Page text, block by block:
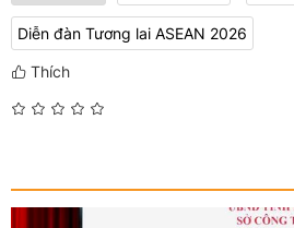
Diễn đàn Tương lai ASEAN 2026
Thích